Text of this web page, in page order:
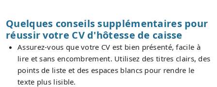
Quelques conseils supplémentaires pour
réussir votre CV d'hôtesse de caisse
Assurez-vous que votre CV est bien présenté, facile à
lire et sans encombrement. Utilisez des titres clairs, des
points de liste et des espaces blancs pour rendre le
texte plus lisible.